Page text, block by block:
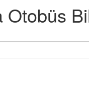
Otobüs